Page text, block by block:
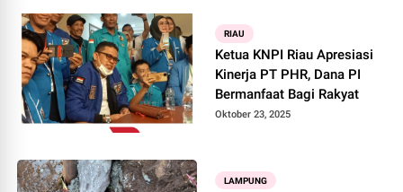
RIAU
Ketua KNPI Riau Apresiasi
Kinerja PT PHR, Dana PI
Bermanfaat Bagi Rakyat
Oktober 23, 2025
LAMPUNG